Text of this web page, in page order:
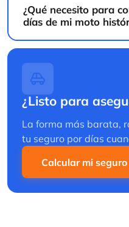
¿Listo para
La forma más barata,
tu seguro por días
Calcular mi